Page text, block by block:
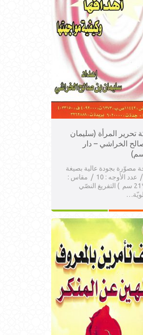
تحرير المرأة (سليمان
الخراشي – دار
مصوّرة بجودة عالية بصيغة
Pdf / عدد الأوجه : 10 / مقاس :
9.5*21 سم ) التفريغ النصّي